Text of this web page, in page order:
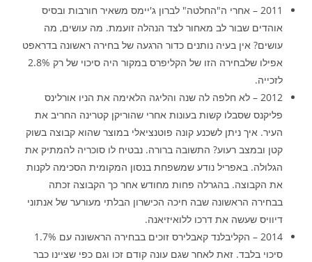
2011 – אחרי ה"החלטה" לברון ג'יימס משאיר חורבות ובסיס
אוהדים שבור לב מאחור לצד הנהלה זועמת. מה עושים, מה
עושים? אין בעיה נותנים כדור הרגעה של בחירה ראשונה בדראפט
אפילו שלבחירה הזו של הקליפרס במקור היה סיכוי של רק 2.8%
לזכייה.
2012 – לא חלפה לה שנה והליגה הלאימה את הניו אורלינס
פליקנס שסבלו קשות בעונות אחרי שהוריקן קטרינה החריב את
העיר. איך ניתן לשכנע קונה פוטנציאלי במוצר שהוא קבוצה בשוק
קטן ובמצב רעוע? התשובה ברורה. נבטיח לו סוכריה להמתיק את
הגלולה. באפריל נודע שמשפחת בנסון המקומית הסכימה לקנות
את הקבוצה. בהגרלה פחות מחודש אחר כך הקבוצה זכתה
בבחירה הראשונה שבה חיכה הכישרון הבלתי מעורער של אנתוני
דיוויס שעשה את דרכו ללואיזיאנה.
2014 – הקליבלנד קאבלירס זוכים בבחירה הראשונה עם 1.7%
סיכוי בלבד. זאת לאחר שגם עונה קודם זכו וגם כפי שציינו כבר